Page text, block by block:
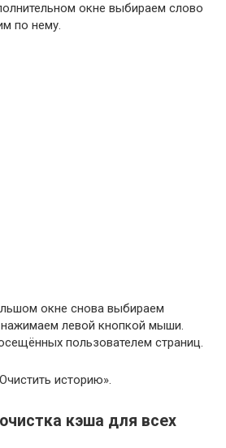
окне выбираем слово
по нему.
окне снова выбираем
левой кнопкой мыши.
пользователем страниц.
историю».
кэша для всех